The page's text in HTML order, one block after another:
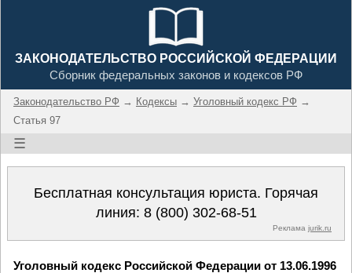
ЗАКОНОДАТЕЛЬСТВО РОССИЙСКОЙ ФЕДЕРАЦИИ
Сборник федеральных законов и кодексов РФ
Законодательство РФ → Кодексы → Уголовный кодекс РФ →
Статья 97
☰
Бесплатная консультация юриста. Горячая
линия: 8 (800) 302-68-51
Реклама jurik.ru
Уголовный кодекс Российской Федерации от 13.06.1996